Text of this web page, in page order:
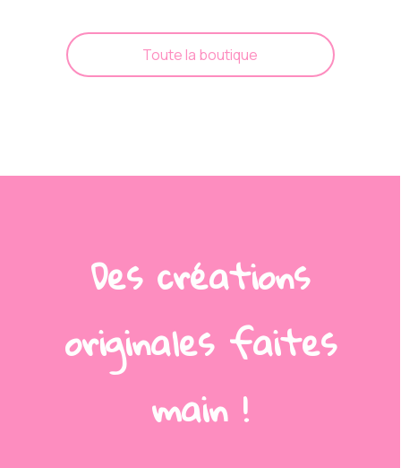
Toute la boutique
C'est quoi, un
gâteau de couches ?
Des créations
originales faites
main !